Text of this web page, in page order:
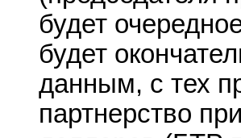
будет
будет
данным, с тех
партнерство